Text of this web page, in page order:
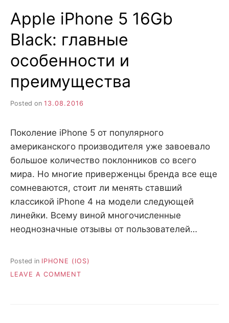
ЖЕРТВОЙ
МОШЕННИКОВ?
Аpple iPhone 5 16Gb
Вlack: главные
особенности и
преимущества
Posted on 13.08.2016
Поколение iPhone 5 от популярного
американского производителя уже завоевало
большое количество поклонников со всего
мира. Но многие приверженцы бренда все еще
сомневаются, стоит ли менять ставший
классикой iPhone 4 на модели следующей
линейки. Всему виной многочисленные
неоднозначные отзывы от пользователей…
Posted in IPHONE (IOS)
LEAVE A COMMENT